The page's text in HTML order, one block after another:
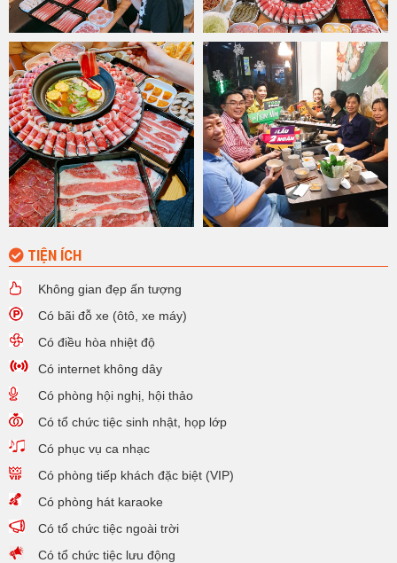
TIỆN ÍCH
Không gian đẹp ấn tượng
Có bãi đỗ xe (ôtô, xe máy)
Có điều hòa nhiệt độ
Có internet không dây
Có phòng hội nghị, hội thảo
Có tổ chức tiệc sinh nhật, họp lớp
Có phục vụ ca nhạc
Có phòng tiếp khách đặc biệt (VIP)
Có phòng hát karaoke
Có tổ chức tiệc ngoài trời
Có tổ chức tiệc lưu động